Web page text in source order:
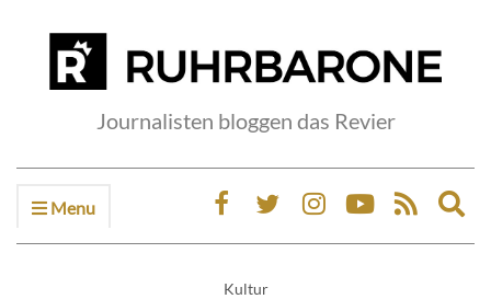
Journalisten bloggen das Revier
Menu
Kultur